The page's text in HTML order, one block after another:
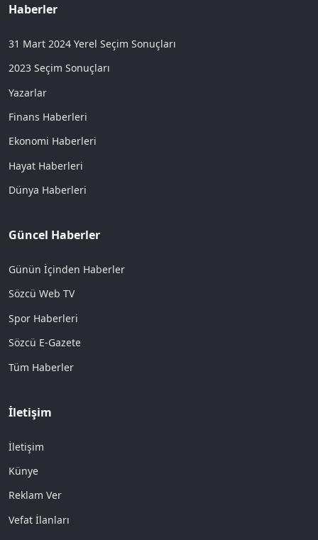
Haberler
31 Mart 2024 Yerel Seçim Sonuçları
2023 Seçim Sonuçları
Yazarlar
Finans Haberleri
Ekonomi Haberleri
Hayat Haberleri
Dünya Haberleri
Güncel Haberler
Günün İçinden Haberler
Sözcü Web TV
Spor Haberleri
Sözcü E-Gazete
Tüm Haberler
İletişim
İletişim
Künye
Reklam Ver
Vefat İlanları